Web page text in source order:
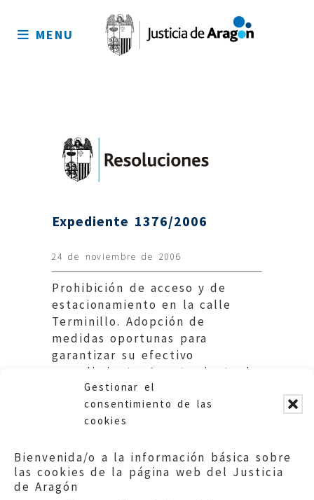
Gestionar el
consentimiento de las
cookies
Bienvenida/o a la información básica sobre
las cookies de la página web del Justicia
de Aragón
sitio
MENU
Expediente 1376/2006
24 de noviembre de 2006
Prohibición de acceso y de
estacionamiento en la calle
Terminillo. Adopción de
medidas oportunas para
garantizar su efectivo
cumplimiento. Ayuntamiento de
Zaragoza.